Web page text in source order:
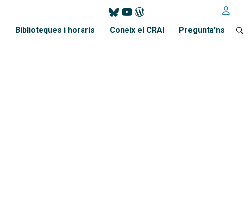
Biblioteques i horaris Coneix el CRAI Pregunta'ns